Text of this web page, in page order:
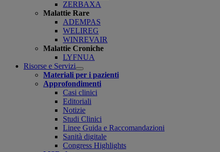
ZERBAXA
Malattie Rare
ADEMPAS
WELIREG
WINREVAIR
Malattie Croniche
LYFNUA
Risorse e Servizi
Open
submenu
Materiali per i pazienti
Approfondimenti
Casi clinici
Editoriali
Notizie
Studi Clinici
Linee Guida e Raccomandazioni
Sanità digitale
Congress Highlights